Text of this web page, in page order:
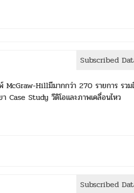
Subscribed
Hillมีมากกว่า 270 รายการ รว
Study วีดิโอและภาพเคลื่อนไหว
Subscribed